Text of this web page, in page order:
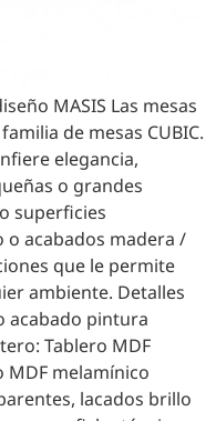
MASIS Las mesas
de mesas CUBIC.
elegancia,
o grandes
superficies
acabados madera /
que le permite
ambiente. Detalles
acabado pintura
Tablero MDF
melamínico
lacados brillo